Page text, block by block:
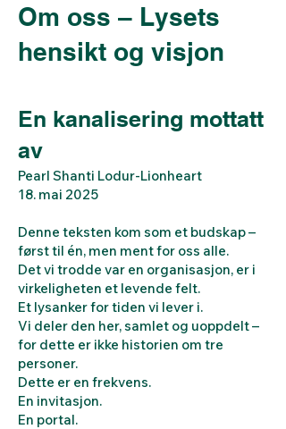
Om oss – Lysets
hensikt og visjon
En kanalisering mottatt
av
Pearl Shanti Lodur-Lionheart
18. mai 2025
Denne teksten kom som et budskap –
først til én, men ment for oss alle.
Det vi trodde var en organisasjon, er i
virkeligheten et levende felt.
Et lysanker for tiden vi lever i.
Vi deler den her, samlet og uoppdelt –
for dette er ikke historien om tre
personer.
Dette er en frekvens.
En invitasjon.
En portal.